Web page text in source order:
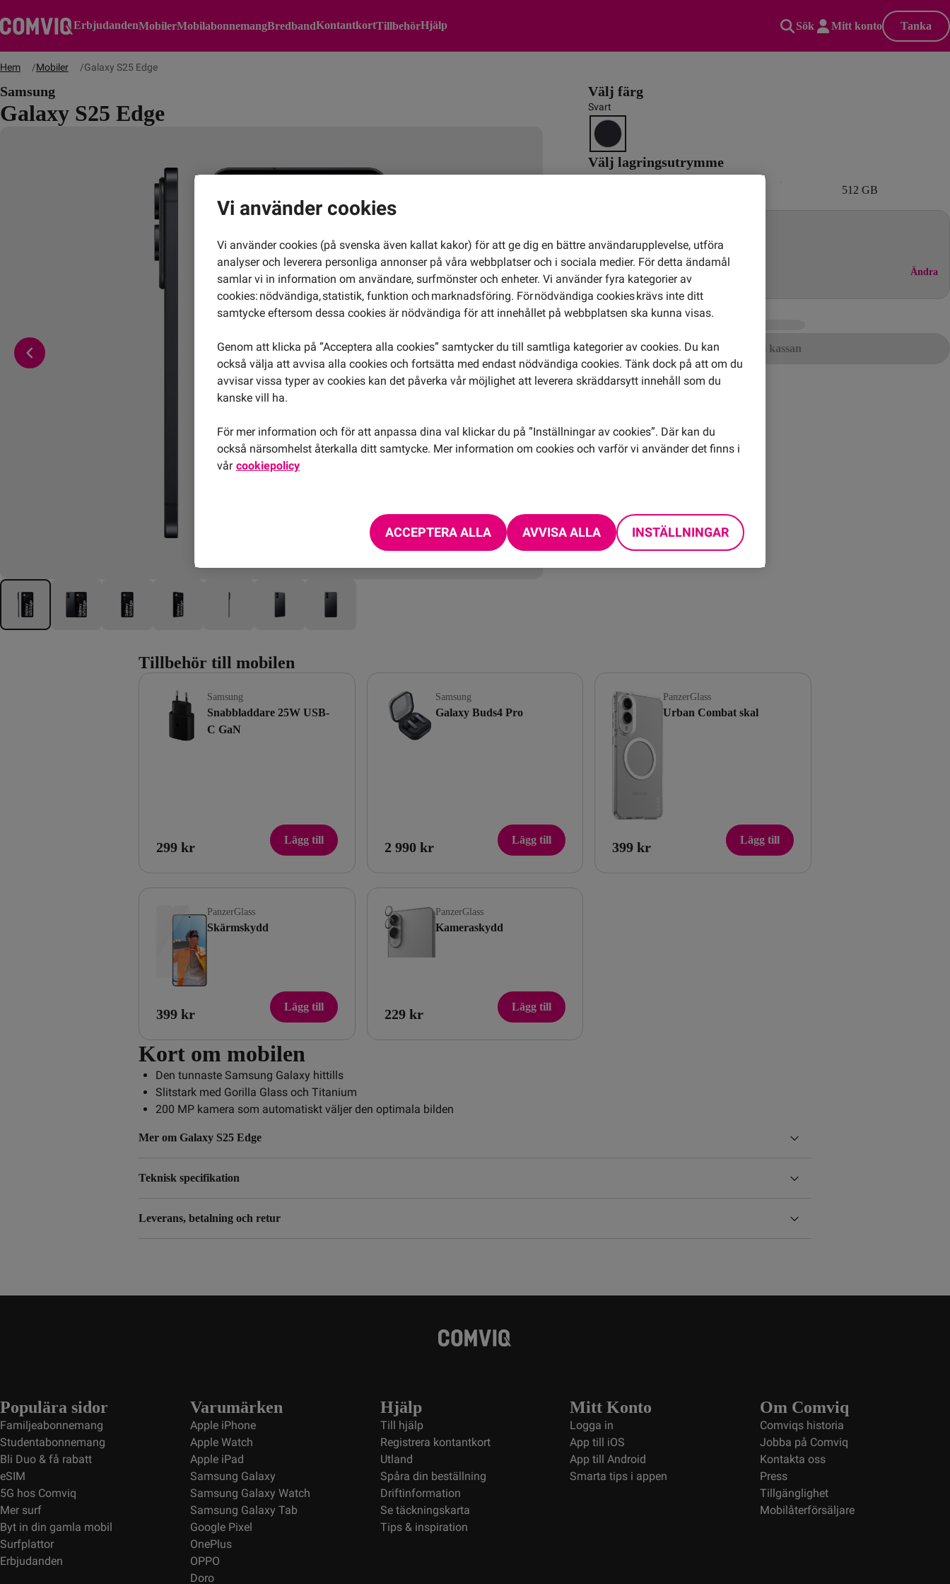
ErbjudandenMobilerMobilabonnemangBredbandKontantkortTillbehörHjälp Sök Mitt konto Tanka
Hem Mobiler Galaxy S25 Edge
Samsung
Galaxy S25 Edge
Välj färg
Svart
Välj lagringsutrymme
512 GB
Ingen bindningstid
Ändra
Totalt
Gå till kassan
Fri frakt
Tillbehör till mobilen
Samsung
Snabbladdare 25W USB-
C GaN
299 kr Lägg till
Samsung
Galaxy Buds4 Pro
2 990 kr Lägg till
PanzerGlass
Urban Combat skal
399 kr Lägg till
PanzerGlass
Skärmskydd
399 kr Lägg till
PanzerGlass
Kameraskydd
229 kr Lägg till
Kort om mobilen
Den tunnaste Samsung Galaxy hittills
Slitstark med Gorilla Glass och Titanium
200 MP kamera som automatiskt väljer den optimala bilden
Mer om Galaxy S25 Edge
Teknisk specifikation
Leverans, betalning och retur
Populära sidor
Familjeabonnemang
Studentabonnemang
Bli Duo & få rabatt
eSIM
5G hos Comviq
Mer surf
Byt in din gamla mobil
Surfplattor
Erbjudanden
Varumärken
Apple iPhone
Apple Watch
Apple iPad
Samsung Galaxy
Samsung Galaxy Watch
Samsung Galaxy Tab
Google Pixel
OnePlus
OPPO
Doro
Hjälp
Till hjälp
Registrera kontantkort
Utland
Spåra din beställning
Driftinformation
Se täckningskarta
Tips & inspiration
Mitt Konto
Logga in
App till iOS
App till Android
Smarta tips i appen
Om Comviq
Comviqs historia
Jobba på Comviq
Kontakta oss
Press
Tillgänglighet
Mobilåterförsäljare
Vi använder cookies
Vi använder cookies (på svenska även kallat kakor) för att ge dig en bättre användarupplevelse, utföra
analyser och leverera personliga annonser på våra webbplatser och i sociala medier. För detta ändamål
samlar vi in information om användare, surfmönster och enheter. Vi använder fyra kategorier av
cookies: nödvändiga, statistik, funktion och marknadsföring. För nödvändiga cookies krävs inte ditt
samtycke eftersom dessa cookies är nödvändiga för att innehållet på webbplatsen ska kunna visas.
Genom att klicka på ”Acceptera alla cookies” samtycker du till samtliga kategorier av cookies. Du kan
också välja att avvisa alla cookies och fortsätta med endast nödvändiga cookies. Tänk dock på att om du
avvisar vissa typer av cookies kan det påverka vår möjlighet att leverera skräddarsytt innehåll som du
kanske vill ha.
För mer information och för att anpassa dina val klickar du på ”Inställningar av cookies”. Där kan du
också närsomhelst återkalla ditt samtycke. Mer information om cookies och varför vi använder det finns i
vår cookiepolicy
ACCEPTERA ALLA AVVISA ALLA INSTÄLLNINGAR